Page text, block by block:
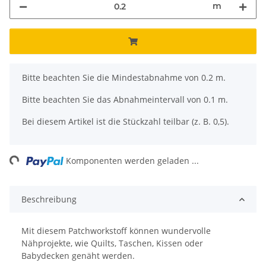
m
x
Bitte beachten Sie die Mindestabnahme von 0.2 m.
Bitte beachten Sie das Abnahmeintervall von 0.1 m.
Bei diesem Artikel ist die Stückzahl teilbar (z. B. 0,5).
Komponenten werden geladen ...
Beschreibung
Mit diesem Patchworkstoff können wundervolle
Nähprojekte, wie Quilts, Taschen, Kissen oder
Babydecken genäht werden.